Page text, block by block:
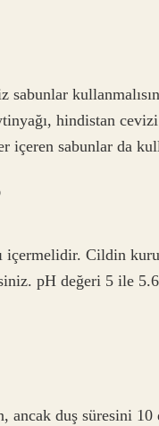
hindistan
içeren sabunlar da
Cildin
pH değeri 5 ile 5.6
ancak duş süresini 10